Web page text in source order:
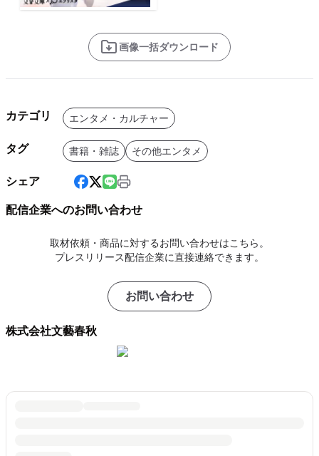
画像一括ダウンロード
カテゴリ エンタメ・カルチャー
タグ 書籍・雑誌 その他エンタメ
シェア
配信企業へのお問い合わせ
取材依頼・商品に対するお問い合わせはこちら。
プレスリリース配信企業に直接連絡できます。
お問い合わせ
株式会社文藝春秋